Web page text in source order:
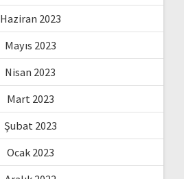
Haziran 2023
Mayıs 2023
Nisan 2023
Mart 2023
Şubat 2023
Ocak 2023